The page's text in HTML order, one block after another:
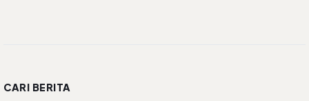
CARI BERITA